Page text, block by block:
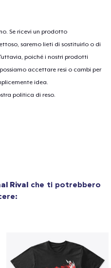
Se ricevi un prodotto
saremo lieti di sostituirlo o di
poiché i nostri prodotti
accettare resi o cambi per
idea.
politica di reso.
Rivalche ti potrebbero